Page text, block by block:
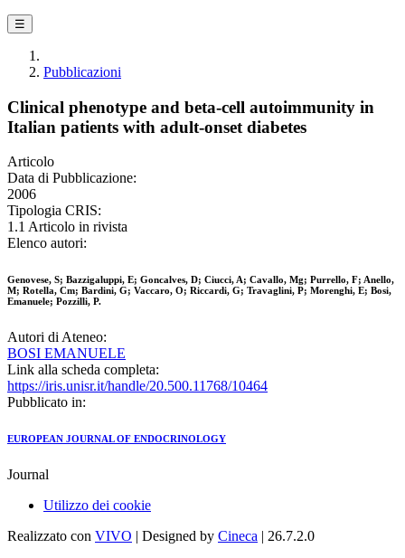
☰
Pubblicazioni
Clinical phenotype and beta-cell autoimmunity in
Italian patients with adult-onset diabetes
Articolo
Data di Pubblicazione:
2006
Tipologia CRIS:
1.1 Articolo in rivista
Elenco autori:
Genovese, S; Bazzigaluppi, E; Goncalves, D; Ciucci, A; Cavallo, Mg; Purrello, F; Anello,
M; Rotella, Cm; Bardini, G; Vaccaro, O; Riccardi, G; Travaglini, P; Morenghi, E; Bosi,
Emanuele; Pozzilli, P.
Autori di Ateneo:
BOSI EMANUELE
Link alla scheda completa:
https://iris.unisr.it/handle/20.500.11768/10464
Pubblicato in:
EUROPEAN JOURNAL OF ENDOCRINOLOGY
Journal
Utilizzo dei cookie
Realizzato con VIVO | Designed by Cineca | 26.7.2.0